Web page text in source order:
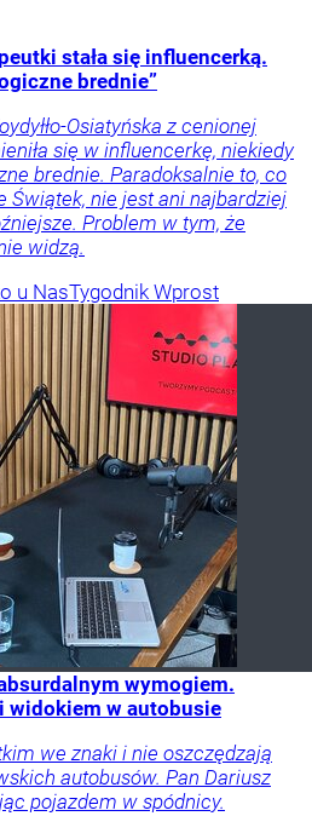
stała się influencerką.
brednie”
Osiatyńska z cenionej
się w influencerkę, niekiedy
brednie. Paradoksalnie to, co
Świątek, nie jest ani najbardziej
Problem w tym, że
widzą.
u NasTygodnik Wprost
wymogiem.
widokiem w autobusie
we znaki i nie oszczędzają
autobusów. Pan Dariusz
pojazdem w spódnicy.